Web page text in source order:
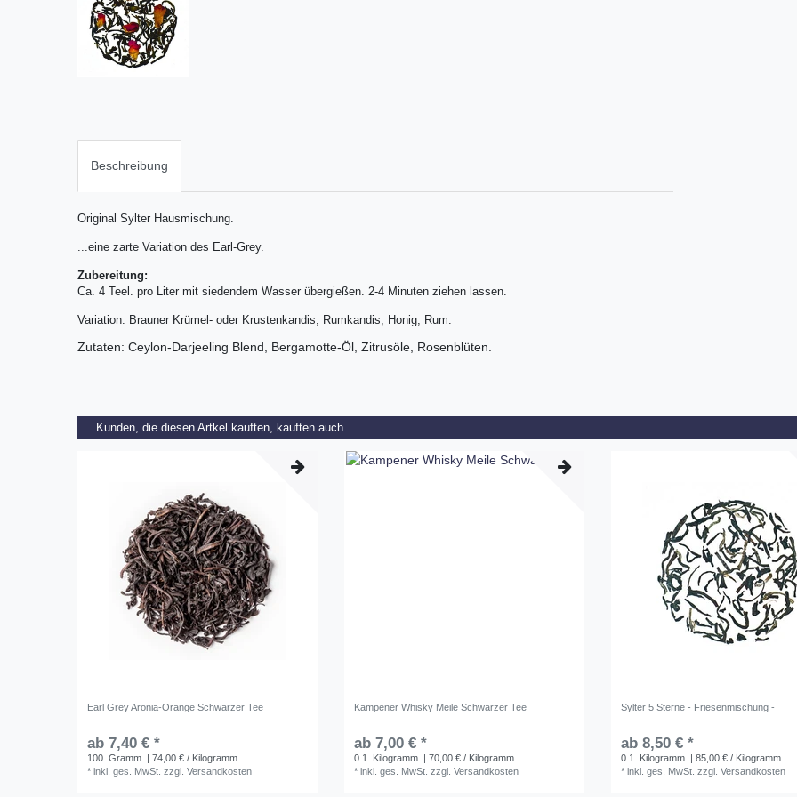
Beschreibung
Original Sylter Hausmischung.
...eine zarte Variation des Earl-Grey.
Zubereitung:
Ca. 4 Teel. pro Liter mit siedendem Wasser übergießen. 2-4 Minuten ziehen lassen.
Variation: Brauner Krümel- oder Krustenkandis, Rumkandis, Honig, Rum.
Zutaten: Ceylon-Darjeeling Blend, Bergamotte-Öl, Zitrusöle, Rosenblüten.
Kunden, die diesen Artkel kauften, kauften auch...
Earl Grey Aronia-Orange Schwarzer Tee
ab 7,40 € *
100 Gramm | 74,00 € / Kilogramm
*inkl. ges. MwSt. zzgl.Versandkosten
Kampener Whisky Meile Schwarzer Tee
ab 7,00 € *
0.1 Kilogramm | 70,00 € / Kilogramm
*inkl. ges. MwSt. zzgl.Versandkosten
Sylter 5 Sterne - Friesenmischung -
ab 8,50 € *
0.1 Kilogramm | 85,00 € / Kilogramm
*inkl. ges. MwSt. zzgl.Versandkosten